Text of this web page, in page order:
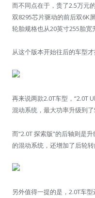
而不同点在于，贵了2.5万元
双8295芯片驱动的前后双6K
轮胎规格也从20英寸255胎宽
从这个版本开始往后的车型
再来说两款2.0T车型，“2.0T
混动系统，最大功率升级到
而“2.0T 探索版”的后轴则是
的混动系统，还增加了后轮
另外值得一提的是，2.0T车